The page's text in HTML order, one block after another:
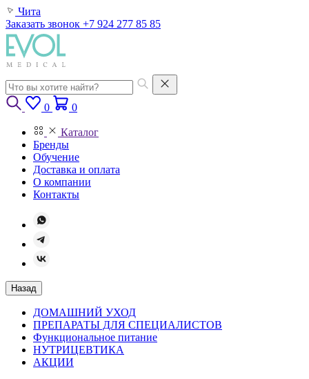
Чита
Заказать звонок +7 924 277 85 85
0 0
Каталог
Бренды
Обучение
Доставка и оплата
О компании
Контакты
Назад
ДОМАШНИЙ УХОД
ПРЕПАРАТЫ ДЛЯ СПЕЦИАЛИСТОВ
Функциональное питание
НУТРИЦЕВТИКА
АКЦИИ